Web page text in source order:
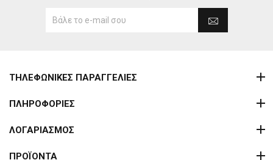
ΤΗΛΕΦΩΝΙΚΕΣ ΠΑΡΑΓΓΕΛΙΕΣ
ΠΛΗΡΟΦΟΡΙΕΣ
ΛΟΓΑΡΙΑΣΜΟΣ
ΠΡΟΪΟΝΤΑ